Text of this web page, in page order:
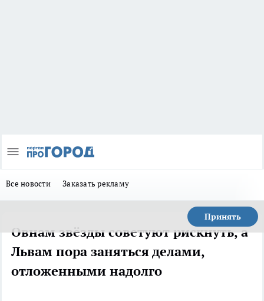
Все новости Заказать рекламу
Принять
Овнам звёзды советуют рискнуть, а
Львам пора заняться делами,
отложенными надолго